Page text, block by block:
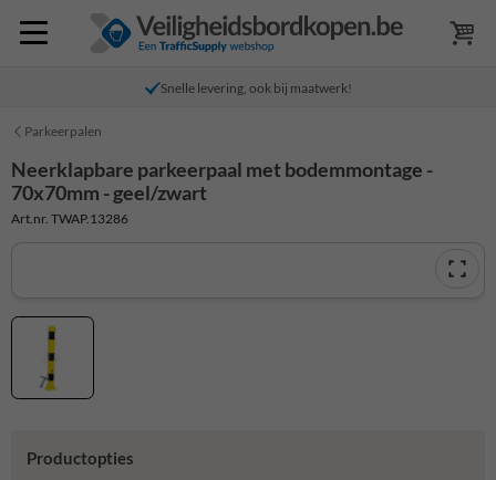
Snelle levering, ook bij maatwerk!
Parkeerpalen
Neerklapbare parkeerpaal met bodemmontage -
70x70mm - geel/zwart
Art.nr. TWAP.13286
Productopties